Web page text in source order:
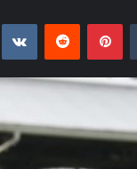
بينتيريست